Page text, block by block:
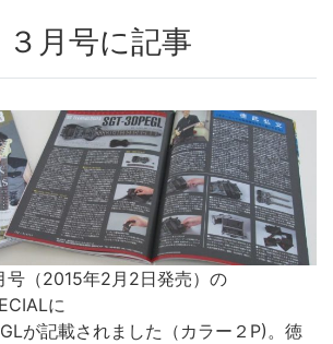
月号に記事
号（2015年2月2日発売）の
に
が記載されました（カラー２P)。徳